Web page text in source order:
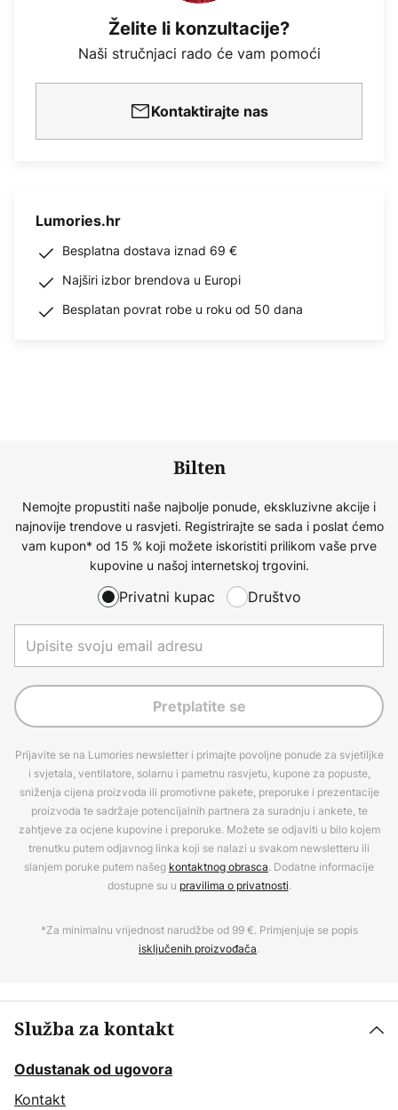
Želite li konzultacije?
Naši stručnjaci rado će vam pomoći
Kontaktirajte nas
Lumories.hr
Besplatna dostava iznad 69 €
Najširi izbor brendova u Europi
Besplatan povrat robe u roku od 50 dana
Bilten
Nemojte propustiti naše najbolje ponude, ekskluzivne akcije i
najnovije trendove u rasvjeti. Registrirajte se sada i poslat ćemo
vam kupon* od 15 % koji možete iskoristiti prilikom vaše prve
kupovine u našoj internetskoj trgovini.
Privatni kupac Društvo
Pretplatite se
Prijavite se na Lumories newsletter i primajte povoljne ponude za svjetiljke
i svjetala, ventilatore, solarnu i pametnu rasvjetu, kupone za popuste,
sniženja cijena proizvoda ili promotivne pakete, preporuke i prezentacije
proizvoda te sadržaje potencijalnih partnera za suradnju i ankete, te
zahtjeve za ocjene kupovine i preporuke. Možete se odjaviti u bilo kojem
trenutku putem odjavnog linka koji se nalazi u svakom newsletteru ili
slanjem poruke putem našeg kontaktnog obrasca. Dodatne informacije
dostupne su u pravilima o privatnosti.
*Za minimalnu vrijednost narudžbe od 99 €. Primjenjuje se popis
isključenih proizvođača.
Služba za kontakt
Odustanak od ugovora
Kontakt